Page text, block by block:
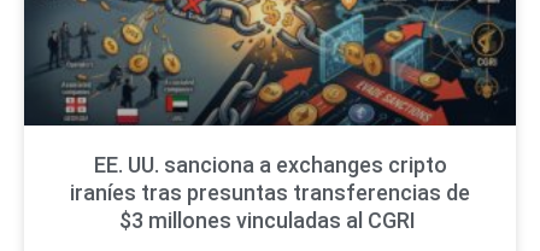
EE. UU. sanciona a exchanges cripto
iraníes tras presuntas transferencias de
$3 millones vinculadas al CGRI